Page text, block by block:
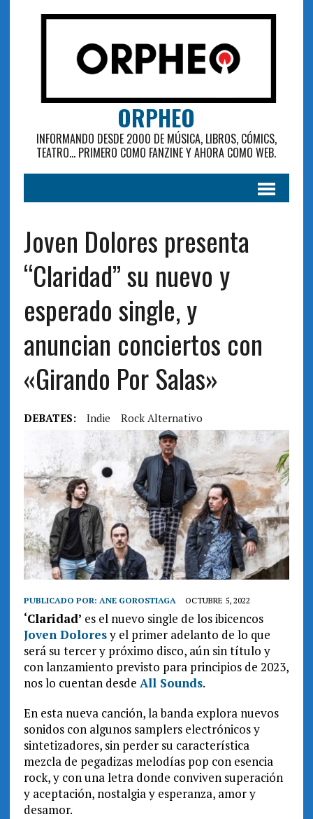
ORPHEO
INFORMANDO DESDE 2000 DE MÚSICA, LIBROS, CÓMICS,
TEATRO... PRIMERO COMO FANZINE Y AHORA COMO WEB.
Joven Dolores presenta
“Claridad” su nuevo y
esperado single, y
anuncian conciertos con
«Girando Por Salas»
DEBATES: Indie Rock Alternativo
PUBLICADO POR: ANE GOROSTIAGA OCTUBRE 5, 2022
‘Claridad’ es el nuevo single de los ibicencos
Joven Doloresy el primer adelanto de lo que
será su tercer y próximo disco, aún sin título y
con lanzamiento previsto para principios de 2023,
nos lo cuentan desde All Sounds.
En esta nueva canción, la banda explora nuevos
sonidos con algunos samplers electrónicos y
sintetizadores, sin perder su característica
mezcla de pegadizas melodías pop con esencia
rock, y con una letra donde conviven superación
y aceptación, nostalgia y esperanza, amor y
desamor.